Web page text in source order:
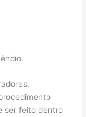
ser feito dentro